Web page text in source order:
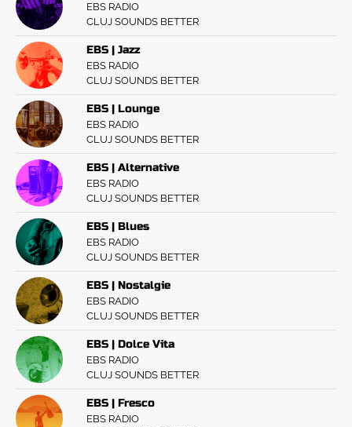
EBS RADIO
CLUJ SOUNDS BETTER
EBS | Jazz
EBS RADIO
CLUJ SOUNDS BETTER
EBS | Lounge
EBS RADIO
CLUJ SOUNDS BETTER
EBS | Alternative
EBS RADIO
CLUJ SOUNDS BETTER
EBS | Blues
EBS RADIO
CLUJ SOUNDS BETTER
EBS | Nostalgie
EBS RADIO
CLUJ SOUNDS BETTER
EBS | Dolce Vita
EBS RADIO
CLUJ SOUNDS BETTER
EBS | Fresco
EBS RADIO